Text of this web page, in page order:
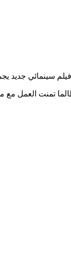
فيلم سينمائي
تمنت العمل مع